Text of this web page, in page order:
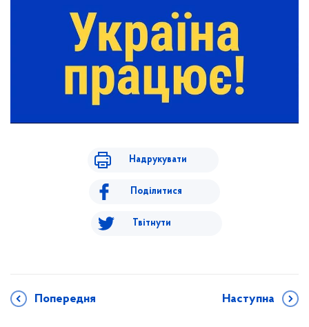
Надрукувати
Поділитися
Твітнути
Попередня Наступна